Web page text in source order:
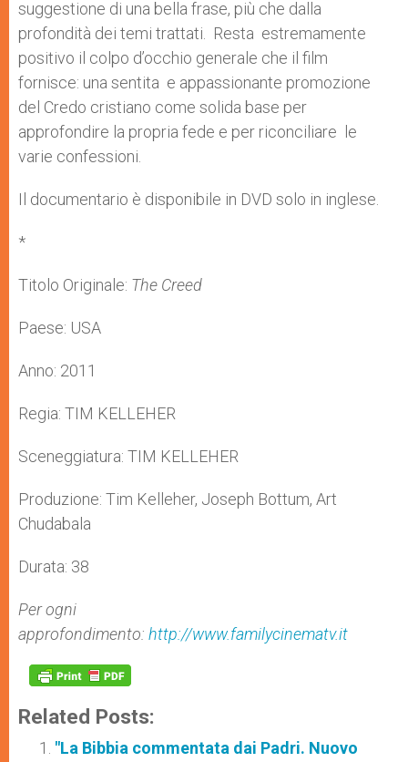
suggestione di una bella frase, più che dalla
profondità dei temi trattati. Resta estremamente
positivo il colpo d’occhio generale che il film
fornisce: una sentita e appassionante promozione
del Credo cristiano come solida base per
approfondire la propria fede e per riconciliare le
varie confessioni.
Il documentario è disponibile in DVD solo in inglese.
*
Titolo Originale: The Creed
Paese: USA
Anno: 2011
Regia: TIM KELLEHER
Sceneggiatura: TIM KELLEHER
Produzione: Tim Kelleher, Joseph Bottum, Art
Chudabala
Durata: 38
Per ogni
approfondimento: http://www.familycinematv.it
Related Posts:
"La Bibbia commentata dai Padri. Nuovo